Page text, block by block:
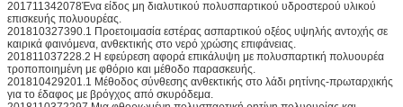
201711342078Ένα είδος μη διαλυτικού πολυσπαρτικού υδροστερού υλικού
επισκευής πολυουρέας.
201810327390.1 Προετοιμασία εστέρας ασπαρτικού οξέος υψηλής αντοχής σε
καιρικά φαινόμενα, ανθεκτικής στο νερό χρώσης επιφάνειας.
201811037228.2 Η εφεύρεση αφορά επικάλυψη με πολυσπαρτική πολυουρέα
τροποποιημένη με φθόριο και μέθοδο παρασκευής.
201810429201.1 Μέθοδος σύνθεσης ανθεκτικής στο λάδι ρητίνης-πρωταρχικής
για το έδαφος με βρόγχος από σκυρόδεμα.